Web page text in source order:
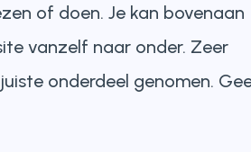
of doen. Je kan bovenaan
vanzelf naar onder. Zeer
onderdeel genomen.